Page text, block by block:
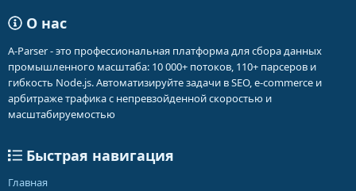
О нас
A-Parser - это профессиональная платформа для сбора данных
промышленного масштаба: 10 000+ потоков, 110+ парсеров и
гибкость Node.js. Автоматизируйте задачи в SEO, e-commerce и
арбитраже трафика с непревзойденной скоростью и
масштабируемостью
Быстрая навигация
Главная